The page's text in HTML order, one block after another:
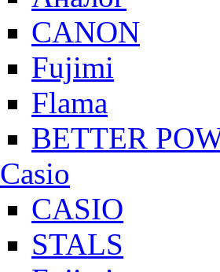
CANON
Fujimi
Flama
BETTER
Casio
CASIO
STALS